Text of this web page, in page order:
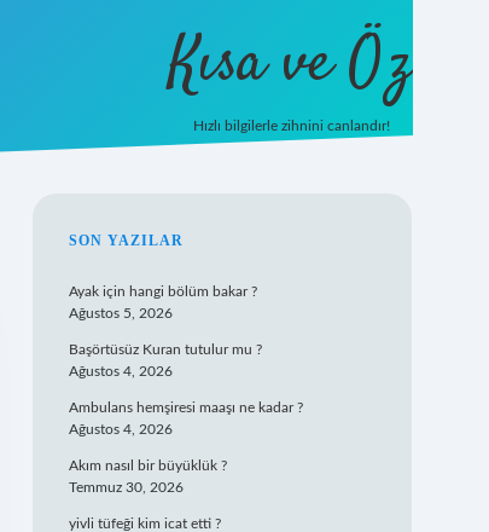
Kısa ve Öz
Hızlı bilgilerle zihnini canlandır!
SIDEBAR
SON YAZILAR
Ayak için hangi bölüm bakar ?
Ağustos 5, 2026
Başörtüsüz Kuran tutulur mu ?
Ağustos 4, 2026
Ambulans hemşiresi maaşı ne kadar ?
Ağustos 4, 2026
Akım nasıl bir büyüklük ?
Temmuz 30, 2026
yivli tüfeği kim icat etti ?